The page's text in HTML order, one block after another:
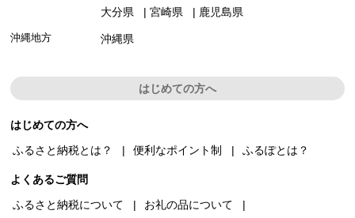
大分県
宮崎県 鹿児島県
沖縄地方 沖縄県
はじめての方へ
はじめての方へ
ふるさと納税とは？
便利なポイント制 ふるぽとは？
よくあるご質問
ふるさと納税について
お礼の品について